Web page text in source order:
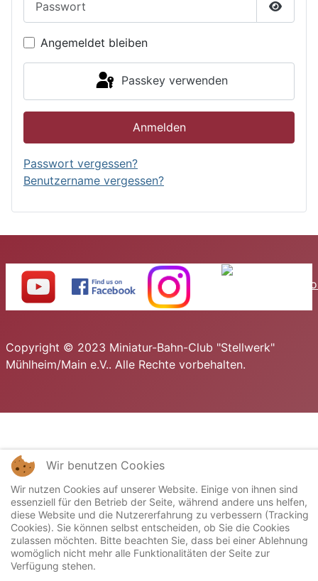
Angemeldet bleiben
Passkey verwenden
Anmelden
Passwort vergessen?
Benutzername vergessen?
Copyright © 2023 Miniatur-Bahn-Club "Stellwerk"
Mühlheim/Main e.V.. Alle Rechte vorbehalten.
Wir benutzen Cookies
Wir nutzen Cookies auf unserer Website. Einige von ihnen sind
essenziell für den Betrieb der Seite, während andere uns helfen,
diese Website und die Nutzererfahrung zu verbessern (Tracking
Cookies). Sie können selbst entscheiden, ob Sie die Cookies
zulassen möchten. Bitte beachten Sie, dass bei einer Ablehnung
womöglich nicht mehr alle Funktionalitäten der Seite zur
Verfügung stehen.